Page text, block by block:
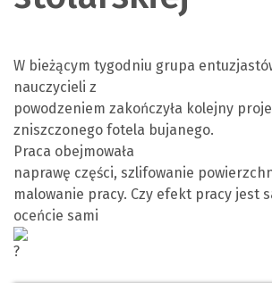
W bieżącym tygodniu grupa
nauczycieli z
powodzeniem zakończyła kolejny
zniszczonego fotela bujanego.
Praca obejmowała
naprawę części, szlifowanie
malowanie pracy. Czy efekt pracy jest
oceńcie sami